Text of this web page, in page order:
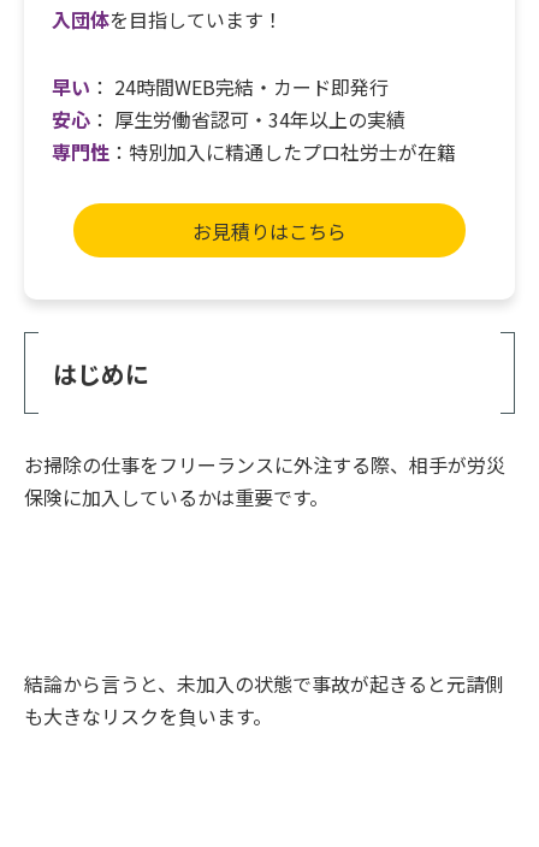
入団体を目指しています！
早い ： 24時間WEB完結・カード即発行
安心： 厚生労働省認可・34年以上の実績
専門性：特別加入に精通したプロ社労士が在籍
お見積りはこちら
はじめに
お掃除の仕事をフリーランスに外注する際、相手が労災
保険に加入しているかは重要です。
結論から言うと、未加入の状態で事故が起きると元請側
も大きなリスクを負います。